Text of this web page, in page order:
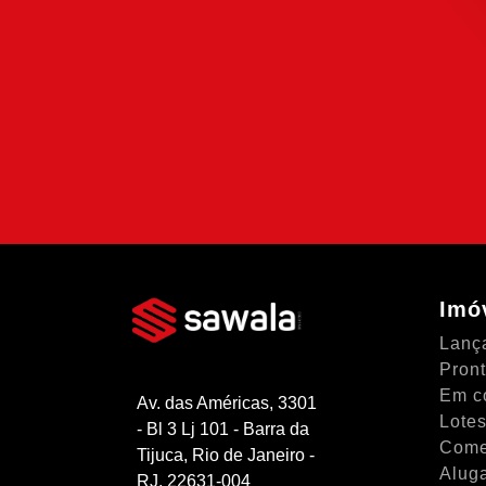
Av. das Américas, 3301
- Bl 3 Lj 101 - Barra da
Tijuca, Rio de Janeiro -
RJ, 22631-004
Em